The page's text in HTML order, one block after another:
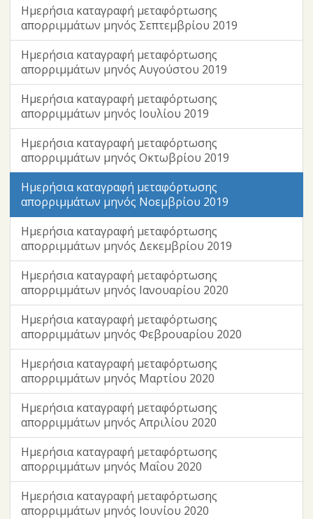
Ημερήσια καταγραφή μεταφόρτωσης
απορριμμάτων μηνός Σεπτεμβρίου 2019
Ημερήσια καταγραφή μεταφόρτωσης
απορριμμάτων μηνός Αυγούστου 2019
Ημερήσια καταγραφή μεταφόρτωσης
απορριμμάτων μηνός Ιουλίου 2019
Ημερήσια καταγραφή μεταφόρτωσης
απορριμμάτων μηνός Οκτωβρίου 2019
Ημερήσια καταγραφή μεταφόρτωσης
απορριμμάτων μηνός Νοεμβρίου 2019
Ημερήσια καταγραφή μεταφόρτωσης
απορριμμάτων μηνός Δεκεμβρίου 2019
Ημερήσια καταγραφή μεταφόρτωσης
απορριμμάτων μηνός Ιανουαρίου 2020
Ημερήσια καταγραφή μεταφόρτωσης
απορριμμάτων μηνός Φεβρουαρίου 2020
Ημερήσια καταγραφή μεταφόρτωσης
απορριμμάτων μηνός Μαρτίου 2020
Ημερήσια καταγραφή μεταφόρτωσης
απορριμμάτων μηνός Απριλίου 2020
Ημερήσια καταγραφή μεταφόρτωσης
απορριμμάτων μηνός Μαΐου 2020
Ημερήσια καταγραφή μεταφόρτωσης
απορριμμάτων μηνός Ιουνίου 2020